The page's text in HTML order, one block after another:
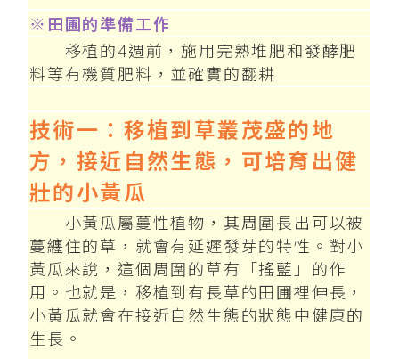
※移植時期